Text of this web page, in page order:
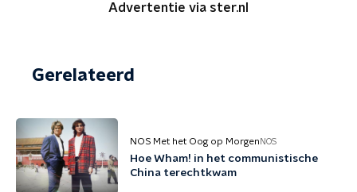
Advertentie via ster.nl
Gerelateerd
NOS Met het Oog op Morgen NOS
Hoe Wham! in het communistische
China terechtkwam